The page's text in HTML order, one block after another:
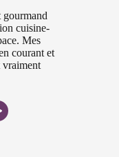
gourmand
cuisine-
Mes
courant et
vraiment